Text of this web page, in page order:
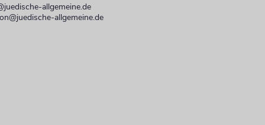
allgemeine.de
allgemeine.de